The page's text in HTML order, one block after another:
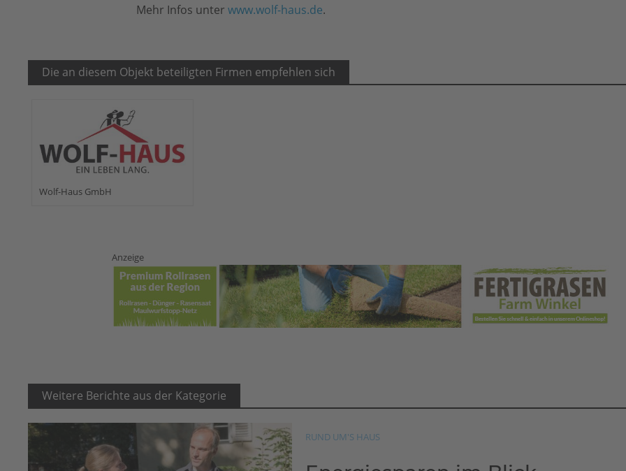
Mehr Infos unter www.wolf-haus.de.
Die an diesem Objekt beteiligten Firmen empfehlen sich
Wolf-Haus GmbH
Anzeige
Weitere Berichte aus der Kategorie
RUND UM'S HAUS